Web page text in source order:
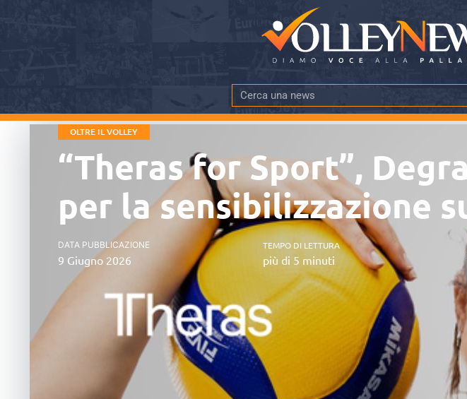
OLTRE IL VOLLEY
“Theras for Sport”,
per la sensibilizzazione
DATA PUBBLICAZIONE
9 Giugno 2026
TEMPO DI LETTURA
più di 5 minuti